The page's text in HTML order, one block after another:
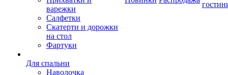
варежки
Салфетки
Скатерти и дорожки
на стол
Фартуки
Для спальни
Наволочка